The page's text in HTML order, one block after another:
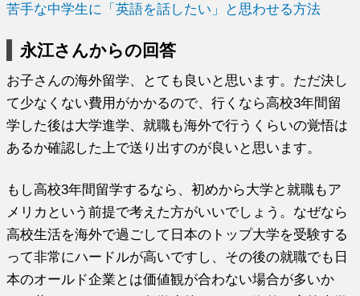
苦手な中学生に「英語を話したい」と思わせる方法
永江さんからの回答
お子さんの海外留学、とても良いと思います。ただ決し
て少なくない費用がかかるので、行くなら高校3年間留
学した後は大学進学、就職も海外で行うくらいの覚悟は
あるか確認した上で送り出すのが良いと思います。
もし高校3年間留学するなら、初めから大学と就職もア
メリカという前提で考えた方がいいでしょう。なぜなら
高校生活を海外で過ごして日本のトップ大学を受験する
って非常にハードルが高いですし、その後の就職でも日
本のオールド企業とは価値観が合わない場合が多いか